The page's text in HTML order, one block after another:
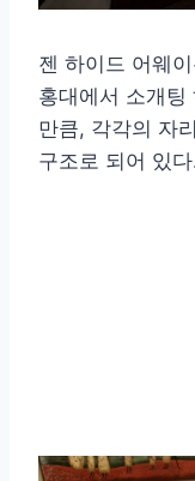
젠 하이드 어웨
홍대에서 소개팅
만큼, 각각의 자
구조로 되어 있